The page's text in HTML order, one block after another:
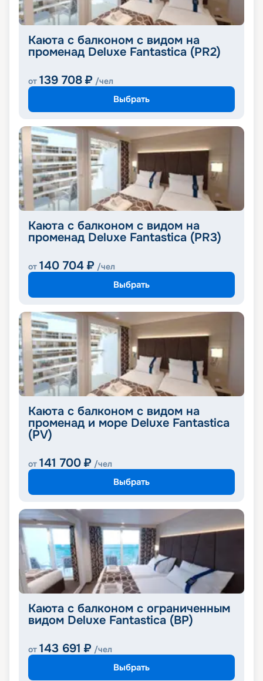
Каюта с балконом с видом на
променад Deluxe Fantastica (PR2)
от 139 708 ₽ /чел
Выбрать
Каюта с балконом с видом на
променад Deluxe Fantastica (PR3)
от 140 704 ₽ /чел
Выбрать
Каюта с балконом с видом на
променад и море Deluxe Fantastica
(PV)
от 141 700 ₽ /чел
Выбрать
Каюта с балконом с ограниченным
видом Deluxe Fantastica (BP)
от 143 691 ₽ /чел
Выбрать